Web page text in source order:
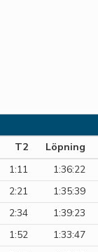
T2 Löpning
1:11 1:36:22
2:21 1:35:39
2:34 1:39:23
1:52 1:33:47